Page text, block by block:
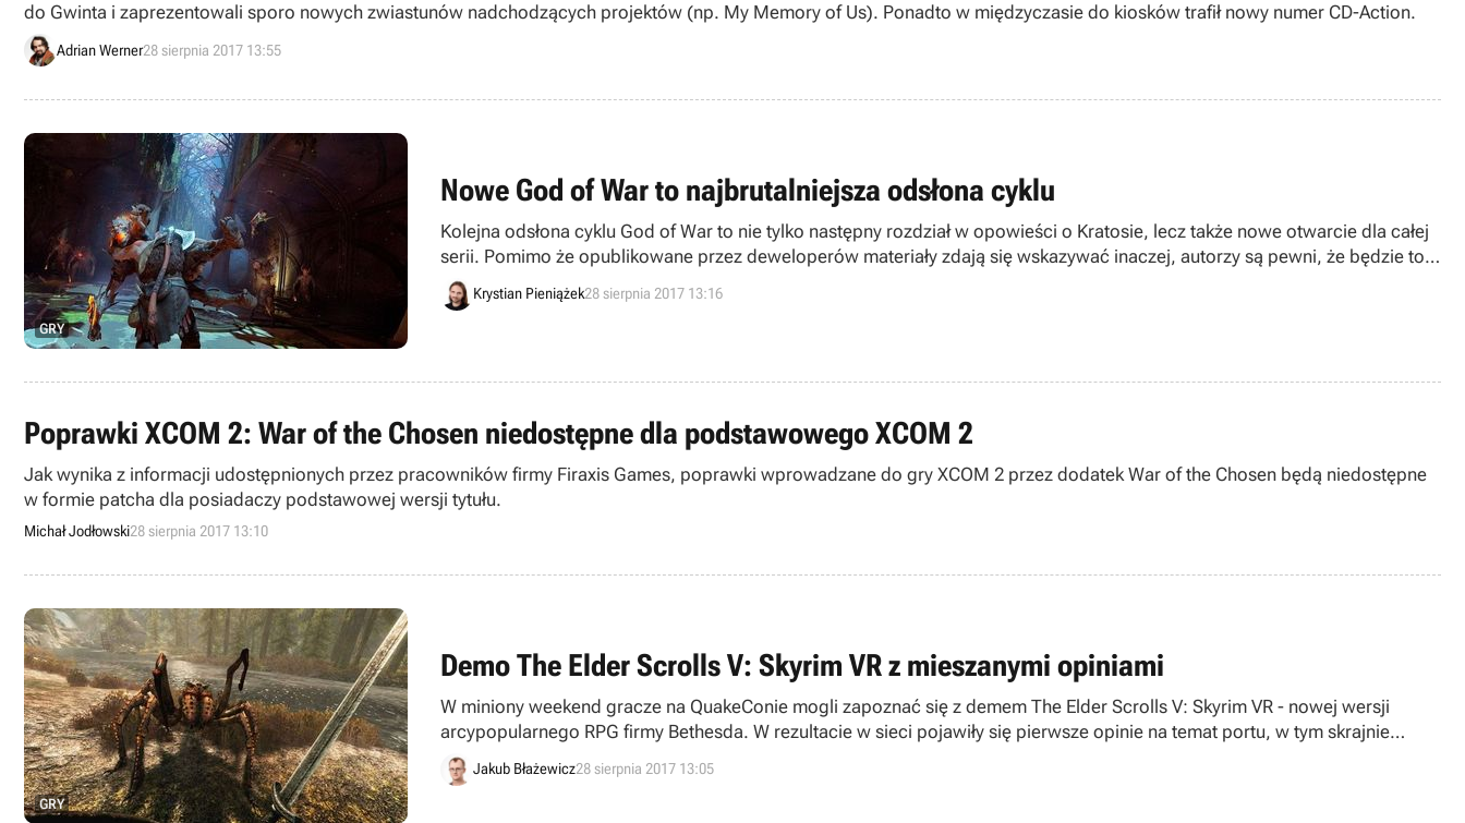
do Gwinta i zaprezentowali sporo nowych zwiastunów nadchodzących projektów (np. My Memory of Us). Ponadto w międzyczasie do kiosków trafił nowy numer CD-Action.
Adrian Werner28 sierpnia 2017 13:55
GRY
Nowe God of War to najbrutalniejsza odsłona cyklu
Kolejna odsłona cyklu God of War to nie tylko następny rozdział w opowieści o Kratosie, lecz także nowe otwarcie dla całej
serii. Pomimo że opublikowane przez deweloperów materiały zdają się wskazywać inaczej, autorzy są pewni, że będzie to
jednocześnie najbrutalniejsza przygoda spartańskiego wojownika, w jakiej braliśmy udział.
Krystian Pieniążek28 sierpnia 2017 13:16
Poprawki XCOM 2: War of the Chosen niedostępne dla podstawowego XCOM 2
Jak wynika z informacji udostępnionych przez pracowników firmy Firaxis Games, poprawki wprowadzane do gry XCOM 2 przez dodatek War of the Chosen będą niedostępne
w formie patcha dla posiadaczy podstawowej wersji tytułu.
Michał Jodłowski28 sierpnia 2017 13:10
GRY
Demo The Elder Scrolls V: Skyrim VR z mieszanymi opiniami
W miniony weekend gracze na QuakeConie mogli zapoznać się z demem The Elder Scrolls V: Skyrim VR - nowej wersji
arcypopularnego RPG firmy Bethesda. W rezultacie w sieci pojawiły się pierwsze opinie na temat portu, w tym skrajnie
negatywne.
Jakub Błażewicz28 sierpnia 2017 13:05